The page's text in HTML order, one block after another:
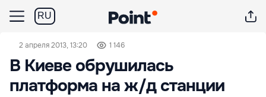
RU
2 апреля 2013, 13:20 1 146
В Киеве обрушилась
платформа на ж/д станции